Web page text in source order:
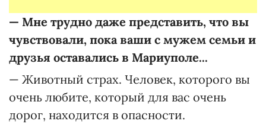
— Мне трудно даже представить, что вы
чувствовали, пока ваши с мужем семьи и
друзья оставались в Мариуполе...
— Животный страх. Человек, которого вы
очень любите, который для вас очень
дорог, находится в опасности.